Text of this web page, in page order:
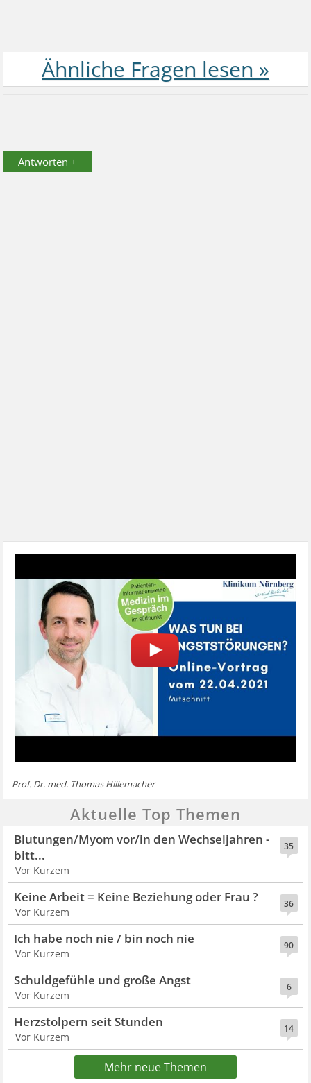
Antworten +
Prof. Dr. med. Thomas Hillemacher
Aktuelle Top Themen
35
Blutungen/Myom vor/in den Wechseljahren -
bitt...
Vor Kurzem
36
Keine Arbeit = Keine Beziehung oder Frau ?
Vor Kurzem
90
Ich habe noch nie / bin noch nie
Vor Kurzem
6
Schuldgefühle und große Angst
Vor Kurzem
14
Herzstolpern seit Stunden
Vor Kurzem
Mehr neue Themen